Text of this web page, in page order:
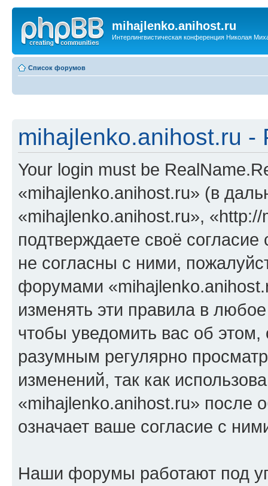
mihajlenko.anihost.ru
Интерлингвистическая конференция Николая
Список форумов
mihajlenko.anihost.ru -
Your login must be
«mihajlenko.anihost.ru» (в
«mihajlenko.anihost.ru»,
подтверждаете своё
не согласны с ними,
форумами
изменять эти правила в
чтобы уведомить вас об
разумным регулярно
изменений, так как
«mihajlenko.anihost.ru» после
означает ваше согласие с
Наши форумы работают под